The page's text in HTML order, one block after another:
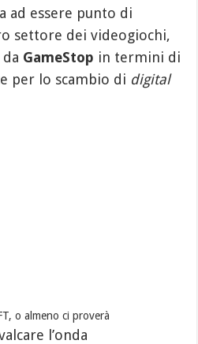
ad essere punto di
settore dei videogiochi,
GameStop in termini di
per lo scambio di digital
o almeno ci proverà
l’onda